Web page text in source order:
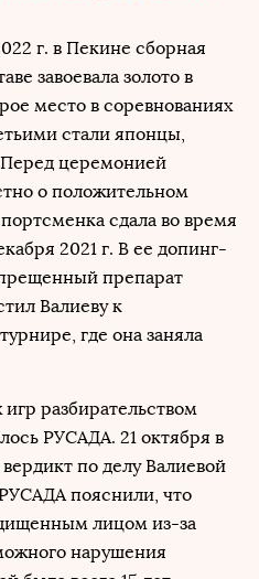
г. в Пекине сборная
завоевала золото в
место в соревнованиях
стали японцы,
церемонией
о положительном
сдала во время
2021 г. В ее допинг-
препарат
Валиеву к
где она заняла
разбирательством
РУСАДА. 21 октября в
по делу Валиевой
пояснили, что
лицом из-за
нарушения